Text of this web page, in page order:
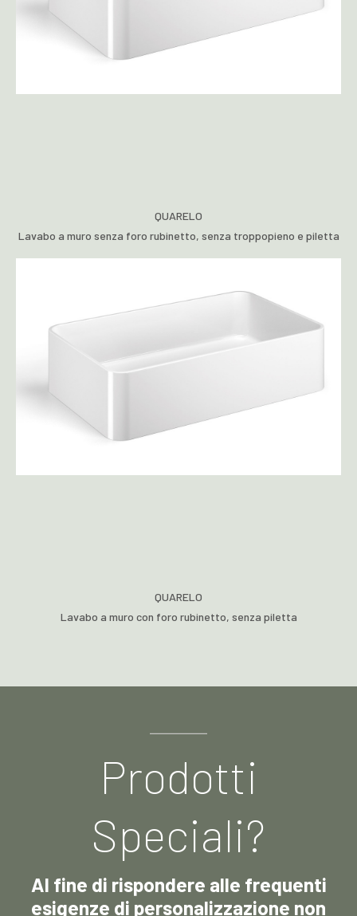
QUARELO
Lavabo a muro senza foro rubinetto, senza troppopieno e piletta
QUARELO
Lavabo a muro con foro rubinetto, senza piletta
Prodotti
Speciali?
Al fine di rispondere alle frequenti
esigenze di personalizzazione non